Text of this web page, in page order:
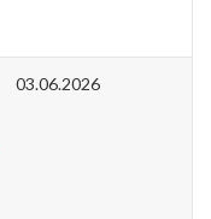
03.06.2026